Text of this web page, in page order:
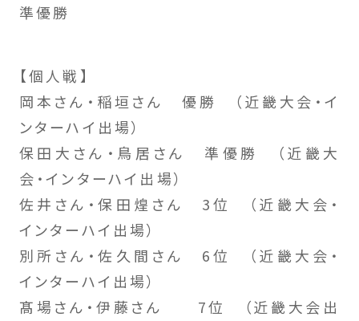
準優勝
【個人戦】
岡本さん・稲垣さん 優勝 （近畿大会・イ
ンターハイ出場）
保田大さん・鳥居さん 準優勝 （近畿大
会・インターハイ出場）
佐井さん・保田煌さん 3位 （近畿大会・
インターハイ出場）
別所さん・佐久間さん 6位 （近畿大会・
インターハイ出場）
髙場さん・伊藤さん 7位 （近畿大会出